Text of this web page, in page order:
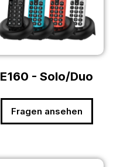
E160 - Solo/Duo
Fragen ansehen